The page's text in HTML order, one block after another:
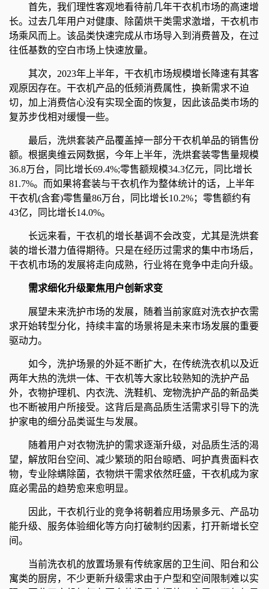
首先，我们理性客观地看待前几年干衣机市场的高速增
长。过去几年用户对健康、除菌烘干类需求激增，干衣机市
场乘风而上。该品类快速完成从市场导入到消费普及，在过
往低基数的空白市场上快速放量。
其次，2023年上半年，干衣机市场规模增长降速有其客
观原因存在。干衣机产品的低频消费属性，换新需求不迫
切，加上消费信心没有实现全面的恢复，因此该品类市场的
复苏步伐相对缓慢一些。
最后，洗烘套装产品覆盖掉一部分干衣机单品的销售份
额。根据奥维云网数据，今年上半年，洗烘套装零售量规模
36.8万台，同比增长69.4%;零售额规模34.3亿元，同比增长
81.7%。而如果将套装与干衣机作为整体统计的话，上半年
干衣机(含套)零售量86万台，同比增长10.2%；零售额约有
43亿，同比增长14.0%。
长远来看，干衣机的增长基调不会改变，尤其是洗烘套
装的增长潜力值得期待。只是在经历过需求的集中市场后，
干衣机市场的发展将走向成熟，行业将在竞争中走向升级。
需求细化升级聚焦用户创新求变
展望未来洗护市场的发展，随着当前家庭对洗衣护衣需
求开始转型分化，持续丰富的场景将是未来市场发展的重要
驱动力。
如今，洗护场景的外延不断扩大，在传统洗衣机以及近
两年大热的洗烘一体、干衣机等大家比较熟知的洗护产品
外，衣物护理机、内衣洗、洗鞋机、宠物洗护产品的新品类
也不断被用户所接受。这背后是高品质生活需求引导下的洗
护家电的细分品类诞生与发展。
随着用户对衣物洗护的需求逐渐升级，对品质生活的渴
望，解放阳台空间、减少繁琐的阳台晾晒、呵护真贵面料衣
物，专业除螨除菌，衣物烘干需求依然旺盛，干衣机成为家
庭必需品的趋势愈来愈明显。
因此，干衣机行业的竞争将朝着应用场景多元、产品功
能升级、服务体验细化等方向打破制约因素，打开新增长空
间。
当前洗衣机的放置场景有传统家居的卫生间、阳台和公
寓类的厨房，不少更新升级需求由于户型和空间限制难以实